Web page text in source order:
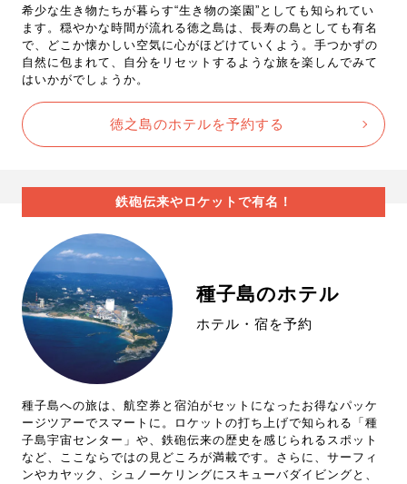
希少な生き物たちが暮らす“生き物の楽園”としても知られてい
ます。穏やかな時間が流れる徳之島は、長寿の島としても有名
で、どこか懐かしい空気に心がほどけていくよう。手つかずの
自然に包まれて、自分をリセットするような旅を楽しんでみて
はいかがでしょうか。
徳之島のホテルを予約する
鉄砲伝来やロケットで有名！
種子島のホテル
ホテル・宿を予約
種子島への旅は、航空券と宿泊がセットになったお得なパッケ
ージツアーでスマートに。ロケットの打ち上げで知られる「種
子島宇宙センター」や、鉄砲伝来の歴史を感じられるスポット
など、ここならではの見どころが満載です。さらに、サーフィ
ンやカヤック、シュノーケリングにスキューバダイビングと、